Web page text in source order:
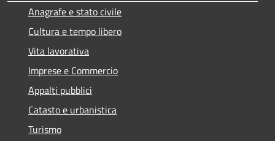
Anagrafe e stato civile
Cultura e tempo libero
Vita lavorativa
Imprese e Commercio
Appalti pubblici
Catasto e urbanistica
Turismo